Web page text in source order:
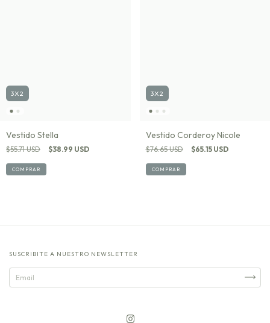
3X2
Vestido Stella
$55.71 USD $38.99 USD
COMPRAR
3X2
Vestido Corderoy Nicole
$76.65 USD $65.15 USD
COMPRAR
SUSCRIBITE A NUESTRO NEWSLETTER